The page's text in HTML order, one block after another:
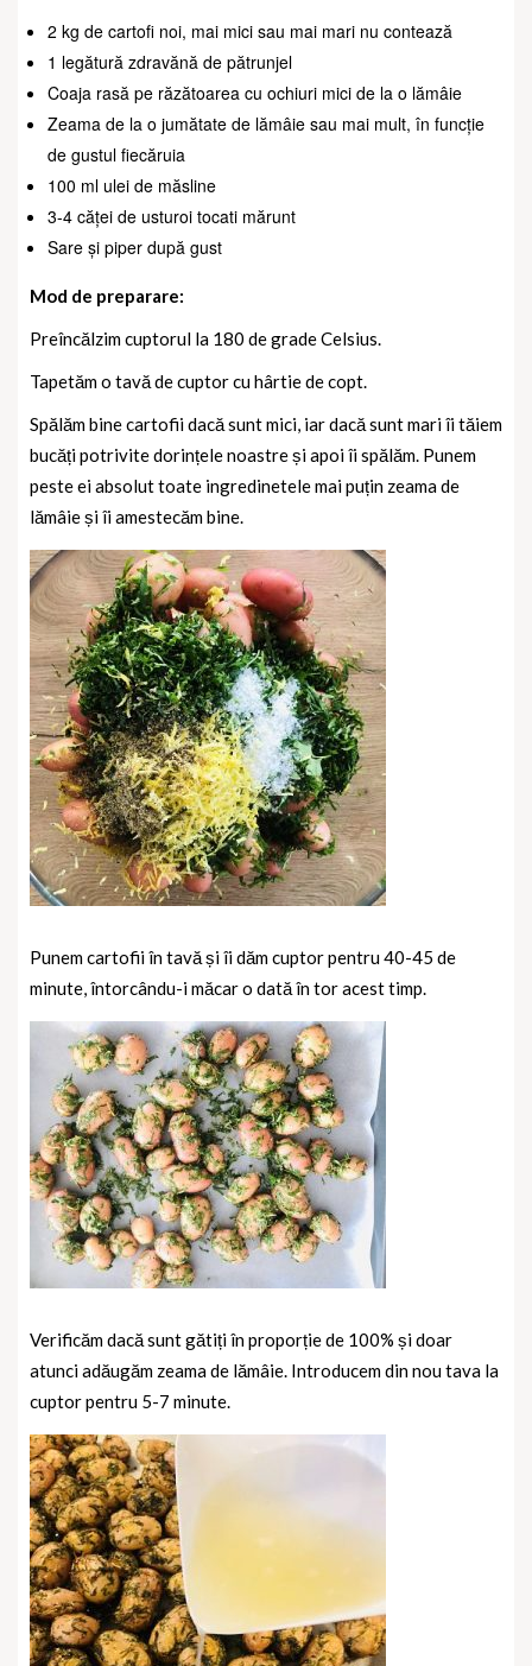
2 kg de cartofi noi, mai mici sau mai mari nu contează
1 legătură zdravănă de pătrunjel
Coaja rasă pe răzătoarea cu ochiuri mici de la o lămâie
Zeama de la o jumătate de lămâie sau mai mult, în funcție
de gustul fiecăruia
100 ml ulei de măsline
3-4 căței de usturoi tocati mărunt
Sare și piper după gust
Mod de preparare:
Preîncălzim cuptorul la 180 de grade Celsius.
Tapetăm o tavă de cuptor cu hârtie de copt.
Spălăm bine cartofii dacă sunt mici, iar dacă sunt mari îi tăiem
bucăți potrivite dorințele noastre și apoi îi spălăm. Punem
peste ei absolut toate ingredinetele mai puțin zeama de
lămâie și îi amestecăm bine.
Punem cartofii în tavă și îi dăm cuptor pentru 40-45 de
minute, întorcându-i măcar o dată în tor acest timp.
Verificăm dacă sunt gătiți în proporție de 100% și doar
atunci adăugăm zeama de lămâie. Introducem din nou tava la
cuptor pentru 5-7 minute.